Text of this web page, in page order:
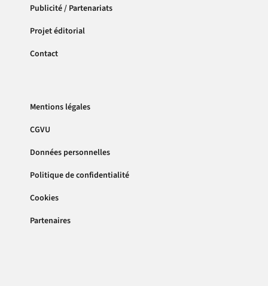
Publicité / Partenariats
Projet éditorial
Contact
Mentions légales
CGVU
Données personnelles
Politique de confidentialité
Cookies
Partenaires